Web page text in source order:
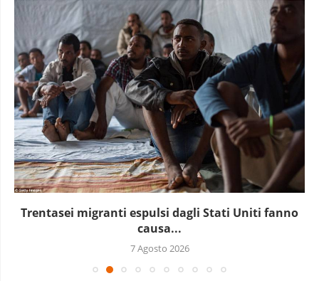
Marocco, la crescita non basta: l’analisi economica
dietro...
6 Agosto 2026